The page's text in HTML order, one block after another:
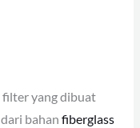
filter yang dibuat
bahan fiberglass